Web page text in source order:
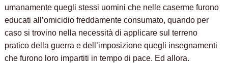
umanamente quegli stessi uomini che nelle caserme furono
educati all’omicidio freddamente consumato, quando per
caso si trovino nella necessità di applicare sul terreno
pratico della guerra e dell’imposizione quegli insegnamenti
che furono loro impartiti in tempo di pace. Ed allora.